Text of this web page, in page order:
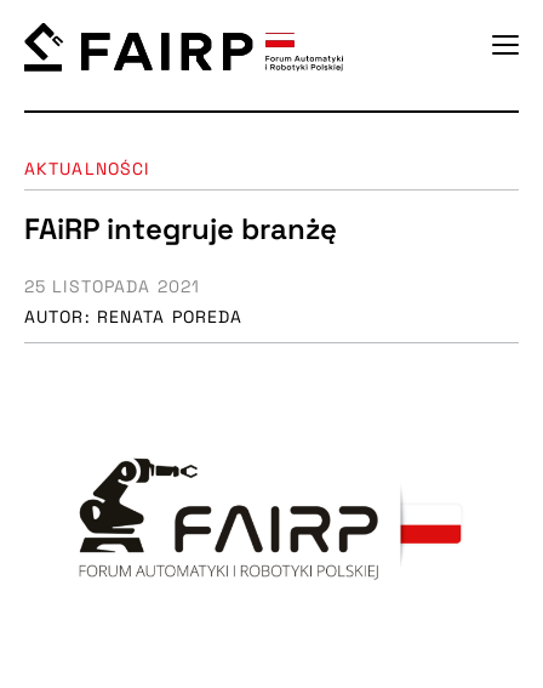
AKTUALNOŚCI
FAiRP integruje branżę
AUTOR: RENATA POREDA
25 LISTOPADA 2021